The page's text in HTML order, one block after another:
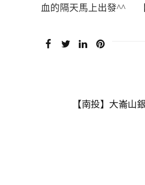
血的隔天馬上出發^^
【南投】大崙山